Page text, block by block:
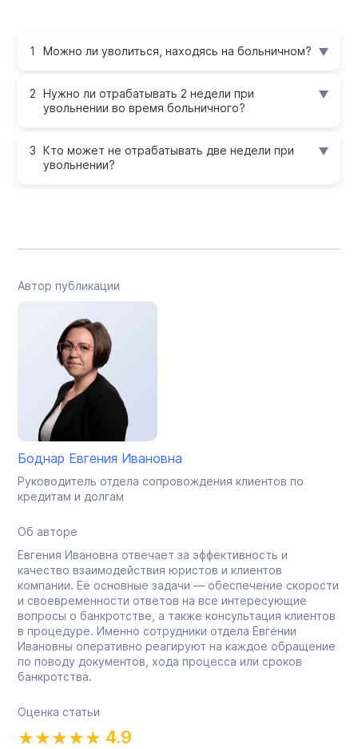
Можно ли уволиться, находясь на больничном?
Нужно ли отрабатывать 2 недели при
увольнении во время больничного?
Кто может не отрабатывать две недели при
увольнении?
Автор публикации
Боднар Евгения Ивановна
Руководитель отдела сопровождения клиентов по
кредитам и долгам
Об авторе
Евгения Ивановна отвечает за эффективность и
качество взаимодействия юристов и клиентов
компании. Её основные задачи — обеспечение скорости
и своевременности ответов на все интересующие
вопросы о банкротстве, а также консультация клиентов
в процедуре. Именно сотрудники отдела Евгении
Ивановны оперативно реагируют на каждое обращение
по поводу документов, хода процесса или сроков
банкротства.
Оценка статьи
4.9